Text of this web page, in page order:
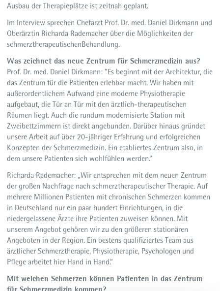
Ausbau der Therapieplätze ist zeitnah geplant.
Im Interview sprechen Chefarzt Prof. Dr. med. Daniel Dirkmann und
Oberärztin Richarda Rademacher über die Möglichkeiten der
schmerztherapeutischenBehandlung.
Was zeichnet das neue Zentrum für Schmerzmedizin aus?
Prof. Dr. med. Daniel Dirkmann: "Es beginnt mit der Architektur, die
das Zentrum für die Patienten erlebbar macht. Wir haben mit
außerordentlichem Aufwand eine moderne Physiotherapie
aufgebaut, die Tür an Tür mit den ärztlich-therapeutischen
Räumen liegt. Auch die rundum modernisierte Station mit
Zweibettzimmern ist direkt angebunden. Darüber hinaus gründet
unsere Arbeit auf über 20-jähriger Erfahrung und erfolgreichen
Konzepten der Schmerzmedizin. Ein etabliertes Zentrum also, in
dem unsere Patienten sich wohlfühlen werden.“
Richarda Rademacher: „Wir entsprechen mit dem neuen Zentrum
der großen Nachfrage nach schmerztherapeutischer Therapie. Auf
mehrere Millionen Patienten mit chronischen Schmerzen kommen
in Deutschland nur ein paar hundert Einrichtungen, in die
niedergelassene Ärzte ihre Patienten zuweisen können. Mit
unserem Angebot gehören wir zu den größeren stationären
Angeboten in der Region. Ein bestens qualifiziertes Team aus
ärztlicher Schmerztherapie, Physiotherapie, Psychologen und
Pflege arbeitet hier Hand in Hand.“
Mit welchen Schmerzen können Patienten in das Zentrum